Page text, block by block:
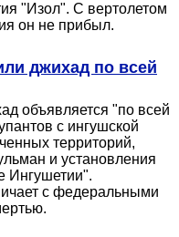
"Изол". С вертолетом
он не прибыл.
джихад по всей
объявляется "по всей
с ингушской
территорий,
и установления
Ингушетии".
с федеральными